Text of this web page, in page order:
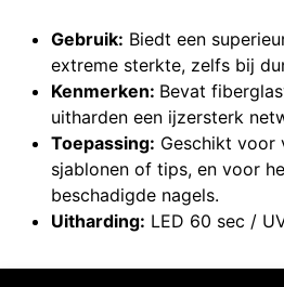
Gebruik: Biedt een
extreme sterkte, zelfs bij
Kenmerken: Bevat
uitharden een ijzersterk
Toepassing: Geschikt voor
sjablonen of tips, en voor
beschadigde nagels.
Uitharding: LED 60 sec /